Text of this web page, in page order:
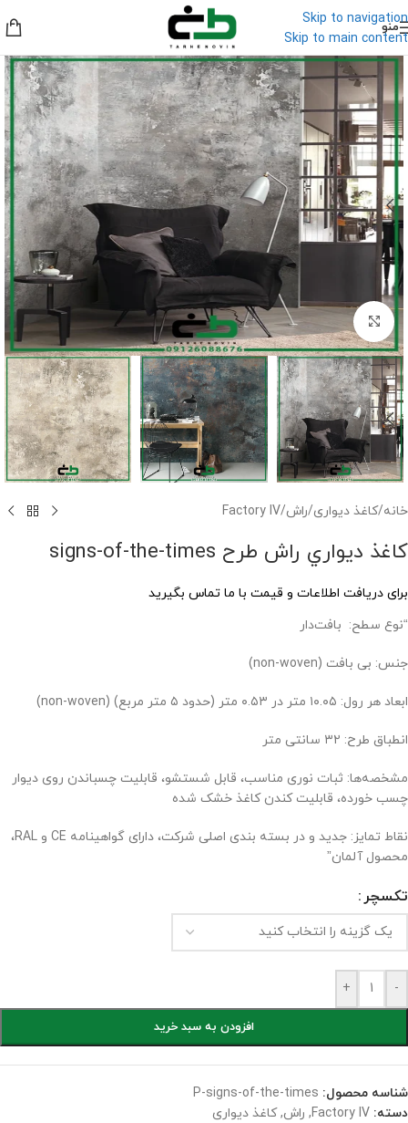
Skip to navigation
Skip to main content
منو
برای بزرگنمایی کلیک کنید
خانه/کاغذ دیواری/راش/
Factory IV
کاغذ ديواري راش طرح signs-of-the-times
برای دریافت اطلاعات و قیمت با ما تماس بگیرید
“نوع سطح: ‌ بافت‌دار
جنس: بی بافت (non-woven)
ابعاد هر رول: ۱۰.۰۵ متر در ۰.۵۳ متر (حدود ۵ متر مربع) (non-woven)
انطباق طرح: ۳۲ سانتی متر
مشخصه‌ها: ثبات نوری مناسب، قابل شستشو، قابلیت چسباندن روی دیوار
چسب خورده، قابلیت کندن کاغذ خشک شده
نقاط تمایز: جدید و در بسته بندی اصلی شرکت، دارای گواهینامه CE و RAL،
محصول آلمان”
تکسچر
-
+
افزودن به سبد خرید
شناسه محصول: P-signs-of-the-times
دسته: Factory IV
, راش, کاغذ دیواری